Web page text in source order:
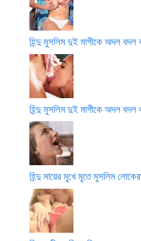
হিন্দু মুসলিম দুই মাগীকে অদল
হিন্দু মুসলিম দুই মাগীকে অদল
হিন্দু মায়ের মুখে মুতে মুসলিম